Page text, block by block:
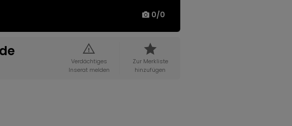
0/0
Verdächtiges
Inserat melden
Zur Merkliste
hinzufügen